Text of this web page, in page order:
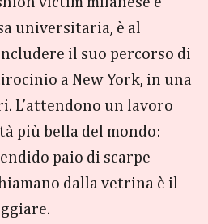
universitaria, è al
il suo percorso di
a New York, in una
L’attendono un lavoro
più bella del mondo:
paio di scarpe
dalla vetrina è il